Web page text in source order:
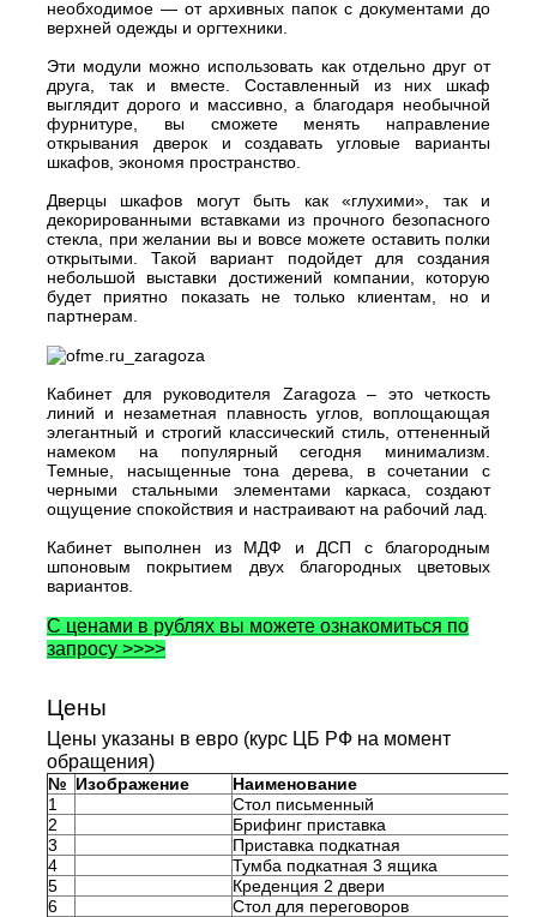
необходимое — от архивных папок с документами до
верхней одежды и оргтехники.
Эти модули можно использовать как отдельно друг от
друга, так и вместе. Составленный из них шкаф
выглядит дорого и массивно, а благодаря необычной
фурнитуре, вы сможете менять направление
открывания дверок и создавать угловые варианты
шкафов, экономя пространство.
Дверцы шкафов могут быть как «глухими», так и
декорированными вставками из прочного безопасного
стекла, при желании вы и вовсе можете оставить полки
открытыми. Такой вариант подойдет для создания
небольшой выставки достижений компании, которую
будет приятно показать не только клиентам, но и
партнерам.
Кабинет для руководителя Zaragoza – это четкость
линий и незаметная плавность углов, воплощающая
элегантный и строгий классический стиль, оттененный
намеком на популярный сегодня минимализм.
Темные, насыщенные тона дерева, в сочетании с
черными стальными элементами каркаса, создают
ощущение спокойствия и настраивают на рабочий лад.
Кабинет выполнен из МДФ и ДСП с благородным
шпоновым покрытием двух благородных цветовых
вариантов.
С ценами в рублях вы можете ознакомиться по
запросу >>>>
Цены
Цены указаны в евро (курс ЦБ РФ на момент
обращения)
№ Изображение
Наименование
1
Стол письменный
2
Брифинг приставка
3
Приставка подкатная
4
Тумба подкатная 3 ящика
5
Креденция 2 двери
6
Стол для переговоров